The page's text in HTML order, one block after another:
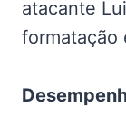
atacante
formatação